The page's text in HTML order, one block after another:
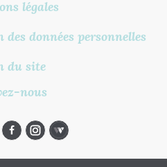
légales
données personnelles
du site
nous